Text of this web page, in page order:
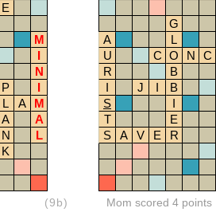
E
M
I
N
P
I
L A
M
A
A
N
L
K
(9b)
G
A
L
U
C O N C
R
B
I
J I B
S
I
T
E
S
A V E R
Mom scored 4 points